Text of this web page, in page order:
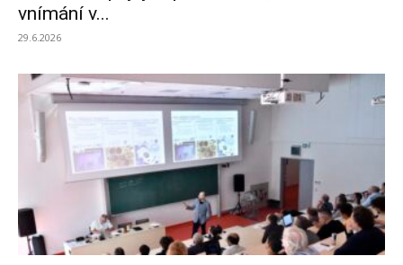
vnímání v...
29.6.2026